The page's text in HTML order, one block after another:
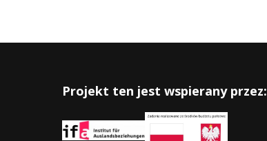
Projekt ten jest wspierany przez: